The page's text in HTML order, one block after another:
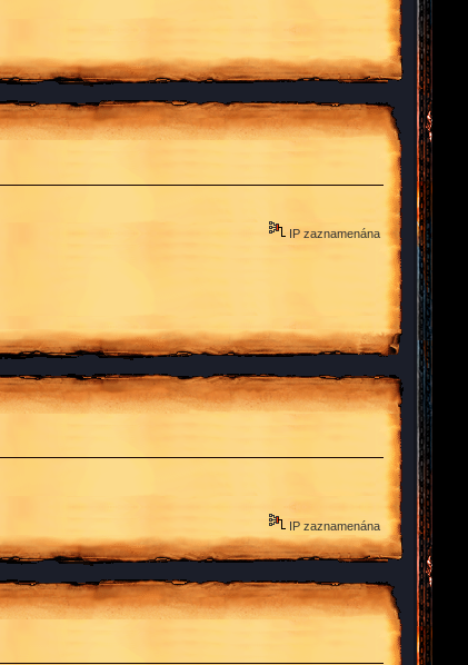
IP zaznamenána
IP zaznamenána